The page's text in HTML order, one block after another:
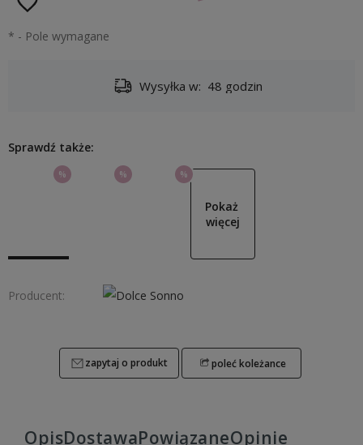
* - Pole wymagane
Wysyłka w: 48 godzin
Sprawdź także:
% % %
Pokaż
więcej
Producent:
zapytaj o produkt poleć koleżance
OpisDostawaPowiązaneOpinie